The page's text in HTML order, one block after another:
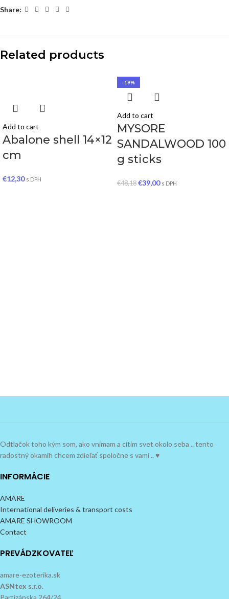
Share:
Related products
Add to cart
Abalone shell 14×12
cm
€12,30 s DPH
-19%
Add to cart
MYSORE
SANDALWOOD 100
g sticks
€48,18 €39,00 s DPH
Odtlačok toho kým som, ako vnímam a cítim svet okolo seba .. tento
radostný okamih chcem zdieľať spoločne s vami .. ♥
INFORMÁCIE
AMARE
International deliveries & transport costs
AMARE SHOWROOM
Contact
PREVÁDZKOVATEĽ
amare-ezoterika.sk
ASNtex s.r.o.